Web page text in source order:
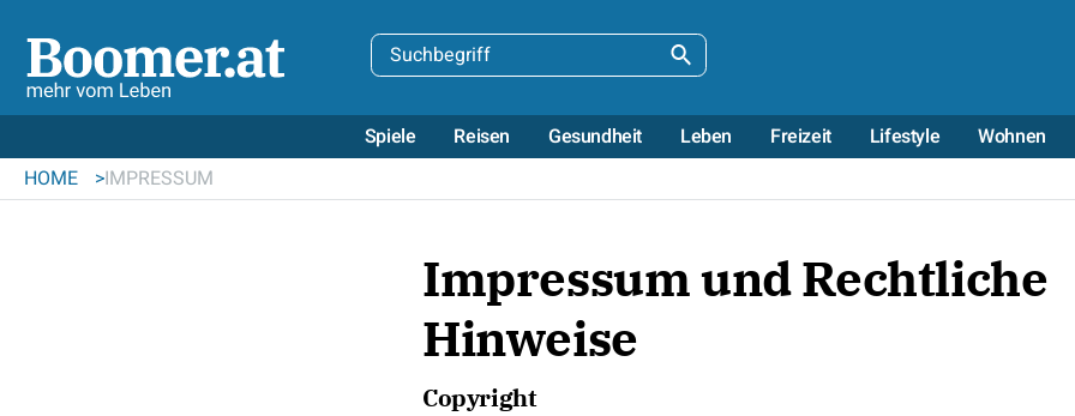
Spiele Reisen Gesundheit Leben Freizeit Lifestyle Wohnen
HOME
IMPRESSUM
Impressum und Rechtliche
Hinweise
Copyright